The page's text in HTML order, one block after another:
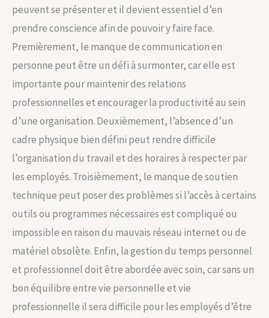
peuvent se présenter et il devient essentiel d’en
prendre conscience afin de pouvoir y faire face.
Premièrement, le manque de communication en
personne peut être un défi à surmonter, car elle est
importante pour maintenir des relations
professionnelles et encourager la productivité au sein
d’une organisation. Deuxièmement, l’absence d’un
cadre physique bien défini peut rendre difficile
l’organisation du travail et des horaires à respecter par
les employés. Troisièmement, le manque de soutien
technique peut poser des problèmes si l’accès à certains
outils ou programmes nécessaires est compliqué ou
impossible en raison du mauvais réseau internet ou de
matériel obsolète. Enfin, la gestion du temps personnel
et professionnel doit être abordée avec soin, car sans un
bon équilibre entre vie personnelle et vie
professionnelle il sera difficile pour les employés d’être